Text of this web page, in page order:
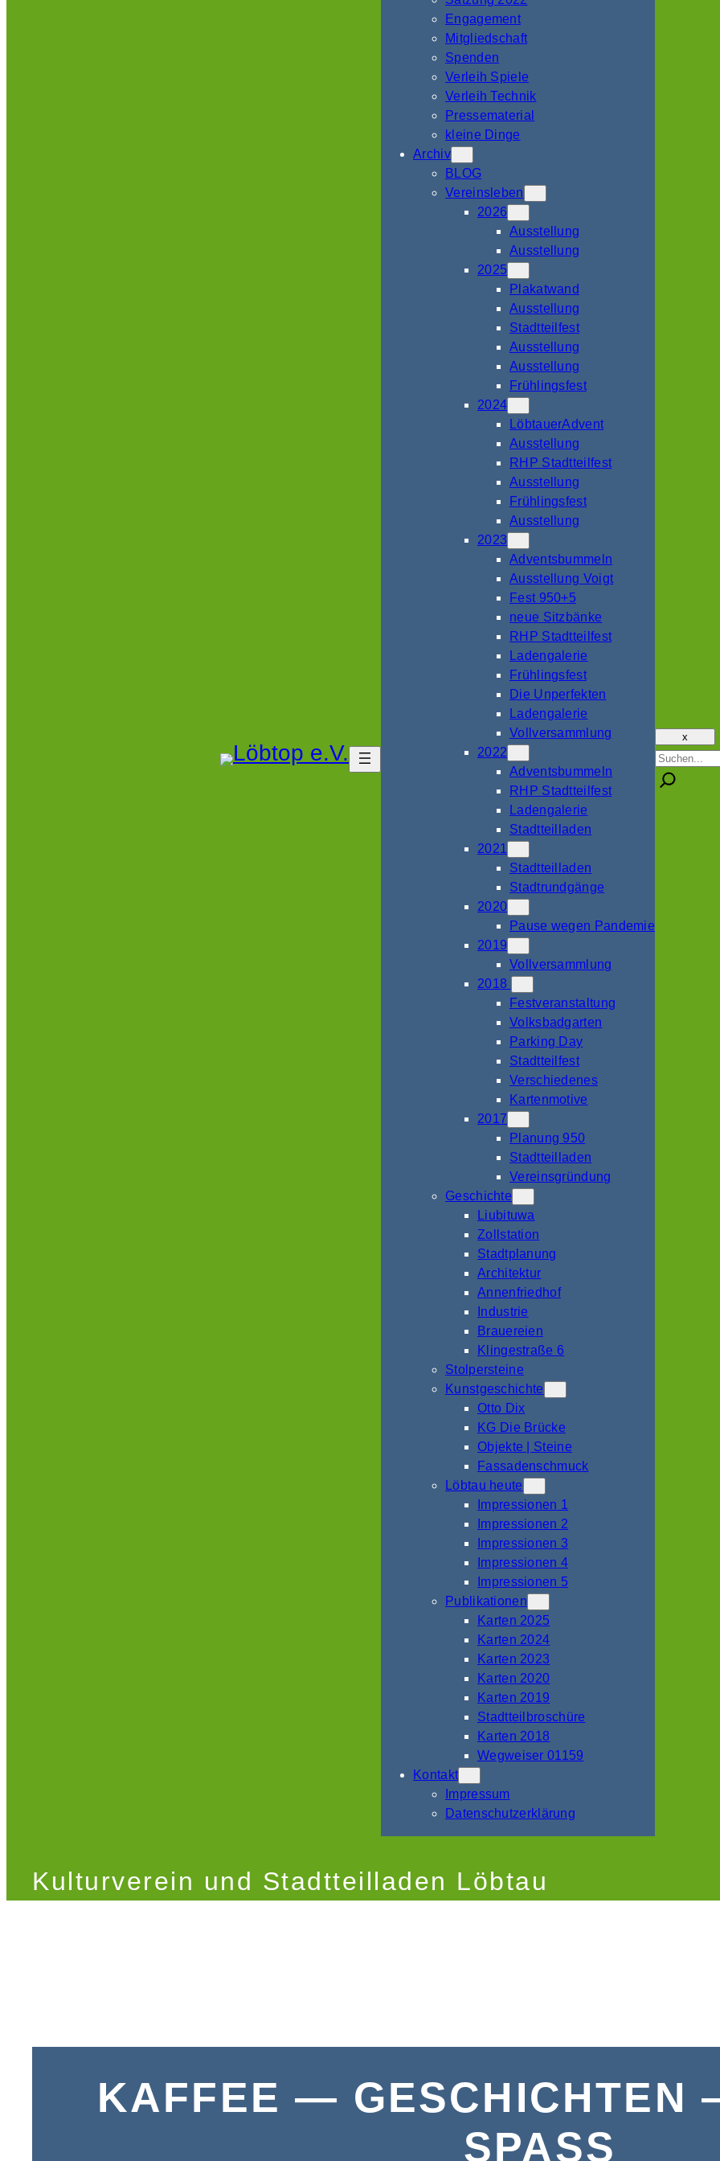
Engagement
Mitgliedschaft
Spenden
Verleih Spiele
Verleih Technik
Pressematerial
kleine Dinge
Archiv
BLOG
Vereinsleben
2026
Ausstellung
Ausstellung
2025
Plakatwand
Ausstellung
Stadtteilfest
Ausstellung
Ausstellung
Frühlingsfest
2024
LöbtauerAdvent
Ausstellung
RHP Stadtteilfest
Ausstellung
Frühlingsfest
Ausstellung
2023
Adventsbummeln
Ausstellung Voigt
Fest 950+5
neue Sitzbänke
RHP Stadtteilfest
Ladengalerie
Frühlingsfest
Die Unperfekten
Ladengalerie
Vollversammlung
2022
Adventsbummeln
RHP Stadtteilfest
Ladengalerie
Stadtteilladen
2021
Stadtteilladen
Stadtrundgänge
2020
Pause wegen Pandemie
2019
Vollversammlung
2018
Festveranstaltung
Volksbadgarten
Parking Day
Stadtteilfest
Verschiedenes
Kartenmotive
2017
Planung 950
Stadtteilladen
Vereinsgründung
Geschichte
Liubituwa
Zollstation
Stadtplanung
Architektur
Annenfriedhof
Industrie
Brauereien
Klingestraße 6
Stolpersteine
Kunstgeschichte
Otto Dix
KG Die Brücke
Objekte | Steine
Fassadenschmuck
Löbtau heute
Impressionen 1
Impressionen 2
Impressionen 3
Impressionen 4
Impressionen 5
Publikationen
Karten 2025
Karten 2024
Karten 2023
Karten 2020
Karten 2019
Stadtteilbroschüre
Karten 2018
Wegweiser 01159
Kontakt
Impressum
Datenschutzerklärung
x
Kulturverein und Stadtteilladen Löbtau
KAFFEE —
SPASS